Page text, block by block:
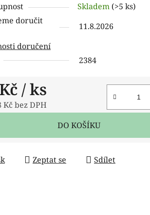
Skladem (>5 ks)
doručit
11.8.2026
doručení
2384
/ ks
Kč bez DPH
DO KOŠÍKU
Zeptat se Sdílet